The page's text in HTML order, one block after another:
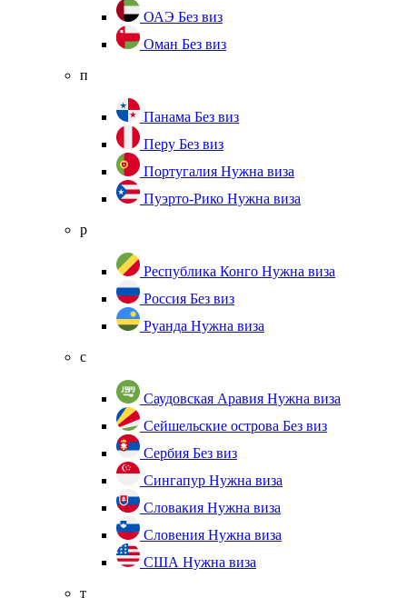
ОАЭ Без виз
Оман Без виз
п
Панама Без виз
Перу Без виз
Португалия Нужна виза
Пуэрто-Рико Нужна виза
р
Республика Конго Нужна виза
Россия Без виз
Руанда Нужна виза
с
Саудовская Аравия Нужна виза
Сейшельские острова Без виз
Сербия Без виз
Сингапур Нужна виза
Словакия Нужна виза
Словения Нужна виза
США Нужна виза
т